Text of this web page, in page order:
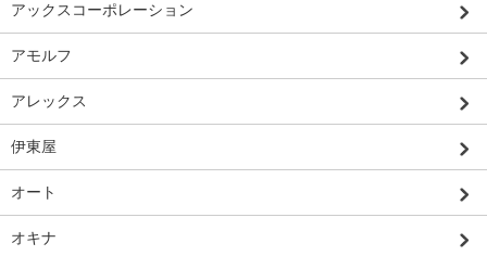
アックスコーポレーション
アモルフ
アレックス
伊東屋
オート
オキナ